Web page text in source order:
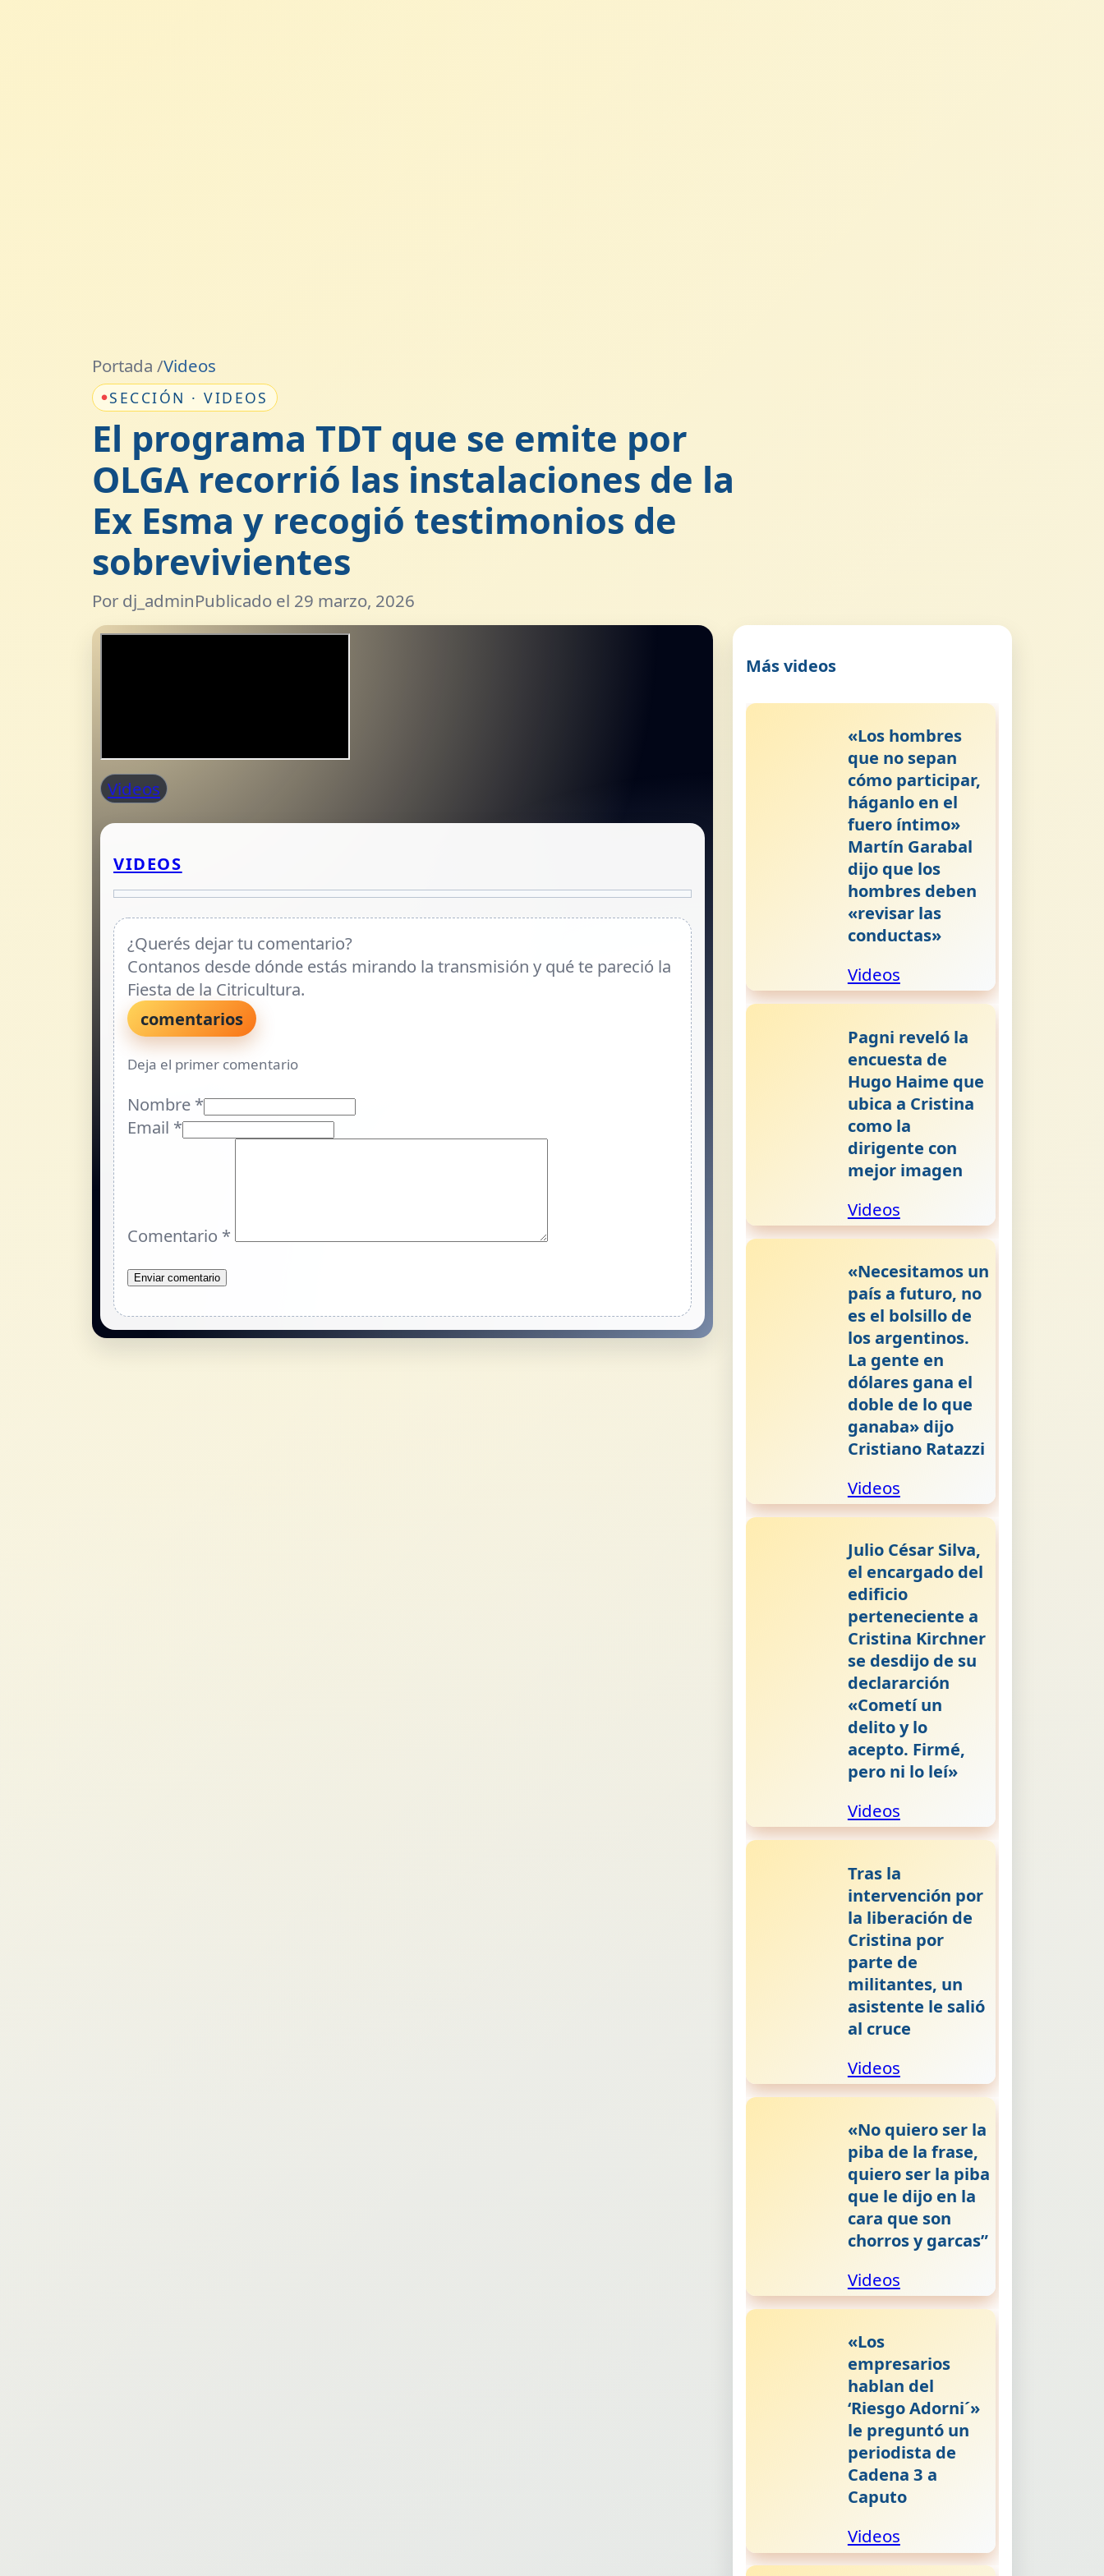
Portada /Videos
SECCIÓN · VIDEOS
El programa TDT que se emite por
OLGA recorrió las instalaciones de la
Ex Esma y recogió testimonios de
sobrevivientes
Por dj_adminPublicado el 29 marzo, 2026
Videos
VIDEOS
¿Querés dejar tu comentario?
Contanos desde dónde estás mirando la transmisión y qué te pareció la
Fiesta de la Citricultura.
comentarios
Deja el primer comentario
Nombre *
Email *
Comentario *
Más videos
«Los hombres
que no sepan
cómo participar,
háganlo en el
fuero íntimo»
Martín Garabal
dijo que los
hombres deben
«revisar las
conductas»
Videos
Pagni reveló la
encuesta de
Hugo Haime que
ubica a Cristina
como la
dirigente con
mejor imagen
Videos
«Necesitamos un
país a futuro, no
es el bolsillo de
los argentinos.
La gente en
dólares gana el
doble de lo que
ganaba» dijo
Cristiano Ratazzi
Videos
Julio César Silva,
el encargado del
edificio
perteneciente a
Cristina Kirchner
se desdijo de su
declararción
«Cometí un
delito y lo
acepto. Firmé,
pero ni lo leí»
Videos
Tras la
intervención por
la liberación de
Cristina por
parte de
militantes, un
asistente le salió
al cruce
Videos
«No quiero ser la
piba de la frase,
quiero ser la piba
que le dijo en la
cara que son
chorros y garcas”
Videos
«Los
empresarios
hablan del
‘Riesgo Adorni´»
le preguntó un
periodista de
Cadena 3 a
Caputo
Videos